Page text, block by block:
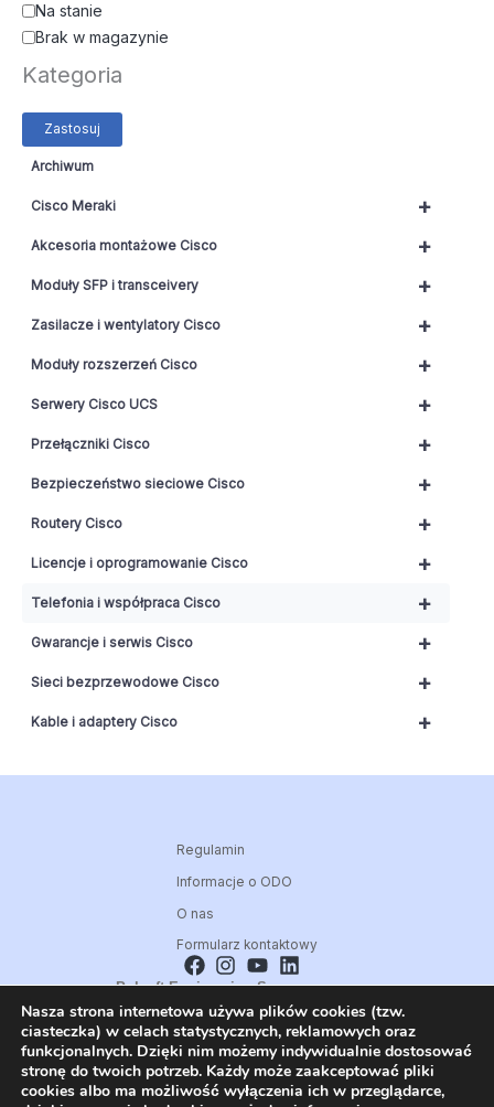
Na stanie
Brak w magazynie
Kategoria
Zastosuj
Archiwum
+
Cisco Meraki
+
Akcesoria montażowe Cisco
+
Moduły SFP i transceivery
+
Zasilacze i wentylatory Cisco
+
Moduły rozszerzeń Cisco
+
Serwery Cisco UCS
+
Przełączniki Cisco
+
Bezpieczeństwo sieciowe Cisco
+
Routery Cisco
+
Licencje i oprogramowanie Cisco
+
Telefonia i współpraca Cisco
+
Gwarancje i serwis Cisco
+
Sieci bezprzewodowe Cisco
+
Kable i adaptery Cisco
Regulamin
Informacje o ODO
O nas
Formularz kontaktowy
Polsoft Engineering Sp. z o.o.
ul. 73 Pułku Piechoty 1, 40-467 Katowice
Skontaktuj się z nami:
32 209 80 39
E-mail:
Nasza strona internetowa używa plików cookies (tzw.
ciasteczka) w celach statystycznych, reklamowych oraz
funkcjonalnych. Dzięki nim możemy indywidualnie dostosować
stronę do twoich potrzeb. Każdy może zaakceptować pliki
cookies albo ma możliwość wyłączenia ich w przeglądarce,